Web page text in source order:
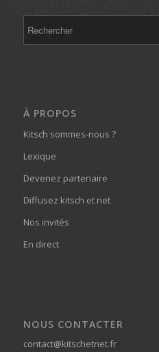
À PROPOS
Kitsch sommes-nous ?
Lexique
Devenez partenaire
Diffusez kitsch et net
Nos invités
En direct
NOUS CONTACTER
contact@kitschetnet.fr